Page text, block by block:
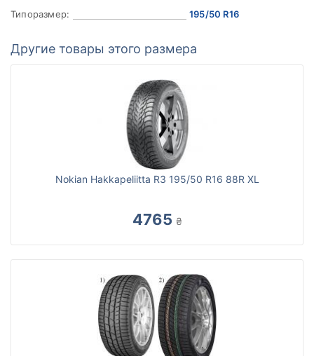
Типоразмер:
195/50 R16
Другие товары этого размера
Nokian Hakkapeliitta R3 195/50 R16 88R XL
4765 ₴